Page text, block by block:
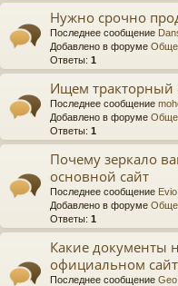
Нужно срочно
Последнее сообщение
Добавлено в форуме
Ответы: 1
Ищем тракторный
Последнее сообщение
Добавлено в форуме
Ответы: 1
Почему зеркало
основной сайт
Последнее сообщение Evio
Добавлено в форуме
Ответы: 1
Какие документы
официальном
Последнее сообщение